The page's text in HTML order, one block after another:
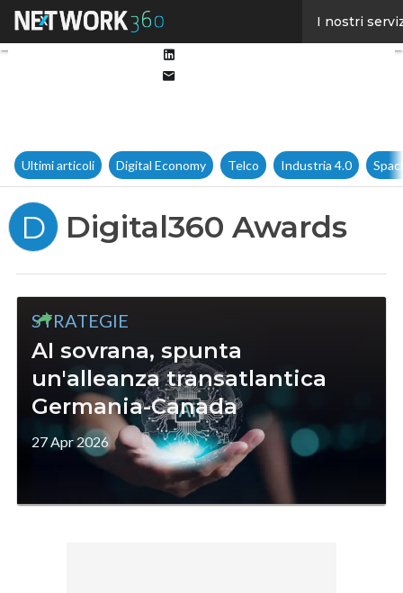
I nostri
Ultimi articoli Digital Economy Telco Industria 4.0
D Digital360 Awards
STRATEGIE
AI sovrana, spunta
un'alleanza transatlantica
Germania-Canada
27 Apr 2026